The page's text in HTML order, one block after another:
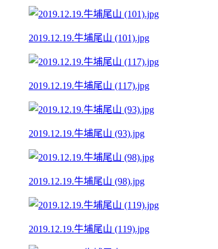
2019.12.19.牛埔尾山 (101).jpg
2019.12.19.牛埔尾山 (117).jpg
2019.12.19.牛埔尾山 (93).jpg
2019.12.19.牛埔尾山 (98).jpg
2019.12.19.牛埔尾山 (119).jpg